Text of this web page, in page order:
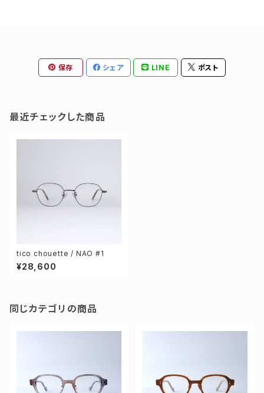
保存 シェア LINE ポスト
最近チェックした商品
tico chouette / NAO #1
¥28,600
同じカテゴリの商品